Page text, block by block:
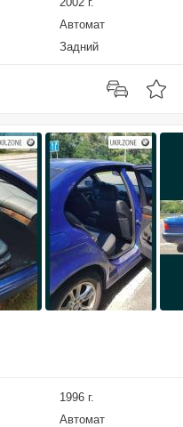
Автомат
Задний
1996 г.
Автомат